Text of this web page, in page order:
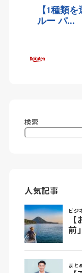
検索
人気記事